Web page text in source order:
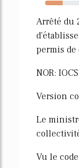
43%
Arrêté du
permis
NOR:
Version
Le
Vu le